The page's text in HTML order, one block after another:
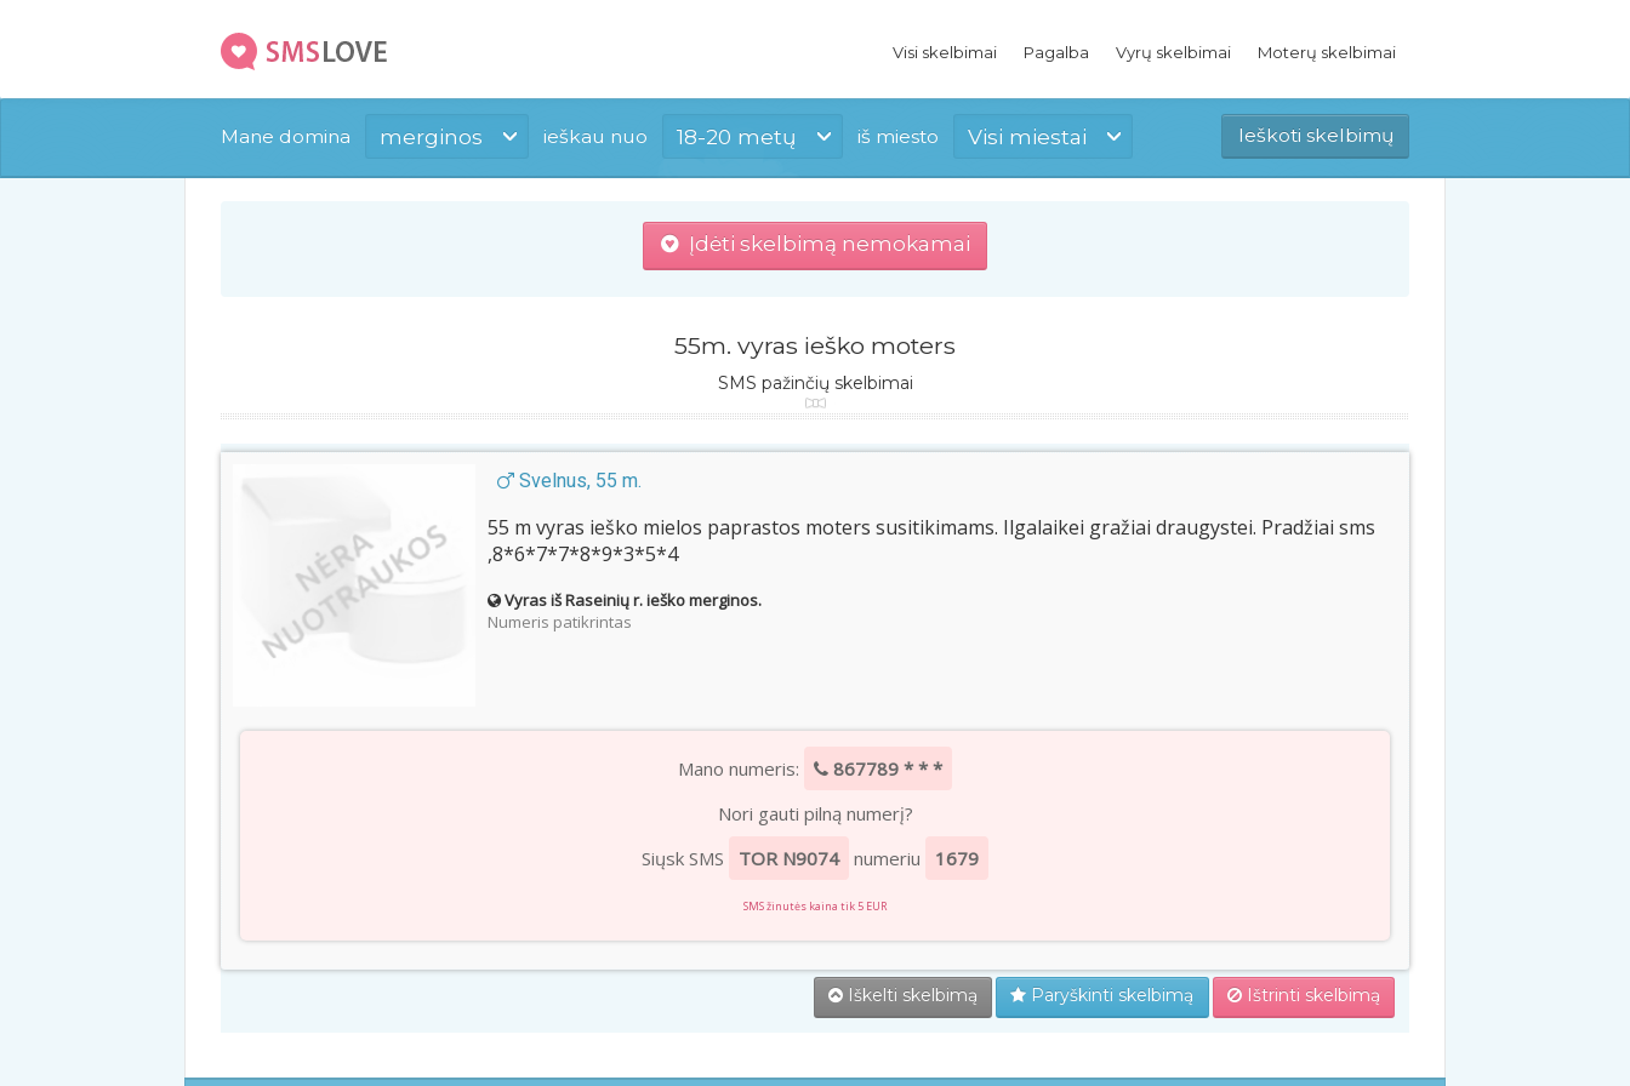
Visi skelbimai Pagalba Vyrų skelbimai Moterų skelbimai
Mane domina merginos ieškau nuo 18-20 metų iš miesto Visi miestai
Įdėti skelbimą nemokamai
55m. vyras ieško moters
SMS pažinčių skelbimai
Svelnus, 55 m.
55 m vyras ieško mielos paprastos moters susitikimams. Ilgalaikei gražiai draugystei. Pradžiai sms
,8*6*7*7*8*9*3*5*4
Vyras iš Raseinių r. ieško merginos.
Numeris patikrintas
Mano numeris:
867789 * * *
Nori gauti pilną numerį?
Siųsk SMS
TOR N9074 numeriu 1679
SMS žinutės kaina tik 5 EUR
Iškelti skelbimą Paryškinti skelbimą Ištrinti skelbimą